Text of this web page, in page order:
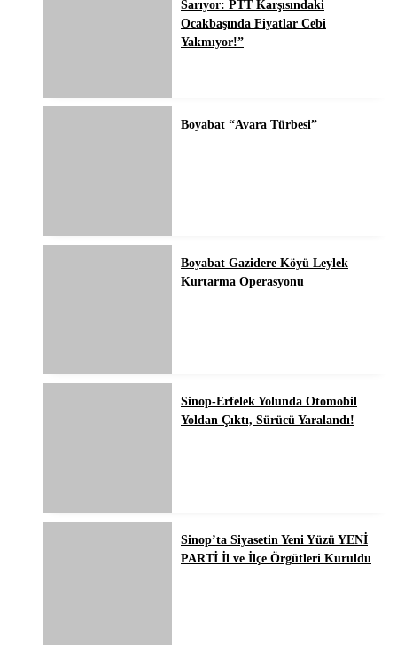
Sarıyor: PTT Karşısındaki
Ocakbaşında Fiyatlar Cebi
Yakmıyor!”
Boyabat “Avara Türbesi”
Boyabat Gazidere Köyü Leylek
Kurtarma Operasyonu
Sinop-Erfelek Yolunda Otomobil
Yoldan Çıktı, Sürücü Yaralandı!
Sinop’ta Siyasetin Yeni Yüzü YENİ
PARTİ İl ve İlçe Örgütleri Kuruldu